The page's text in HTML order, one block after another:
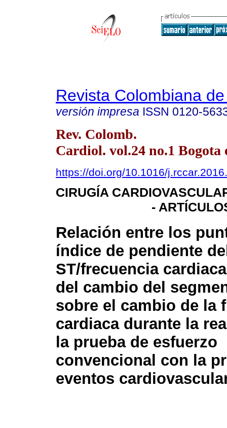
Revista Colombiana
versión impresa ISSN 0120-
Rev. Colomb.
Cardiol. vol.24 no.1 Bogota
https://doi.org/10.1016/
CIRUGÍA
-
Relación entre los
índice de pendiente
ST/frecuencia
del cambio del
sobre el cambio de la
cardiaca durante la
la prueba de esfuerzo
convencional con la
eventos